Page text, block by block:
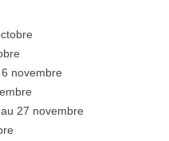
novembre
27 novembre